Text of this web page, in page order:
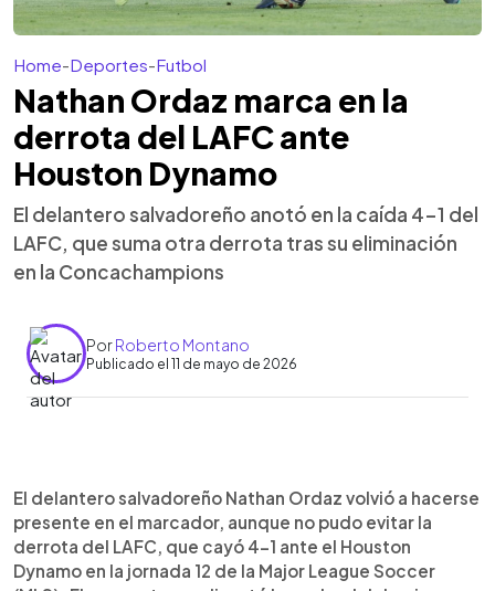
Home-Deportes-Futbol
Nathan Ordaz marca en la
derrota del LAFC ante
Houston Dynamo
El delantero salvadoreño anotó en la caída 4-1 del
LAFC, que suma otra derrota tras su eliminación
en la Concachampions
PorRoberto Montano
Publicado el 11 de mayo de 2026
► Escuchar artículo
Nathan Ordaz anotó el único gol del LAFC en la
derrota 4-1 ante Houston Dynamo en la jornada 12
de la MLS. El salvadoreño, titular por tercer
partido consecutivo, marcó el empate antes del
El delantero salvadoreño Nathan Ordaz volvió a hacerse
presente en el marcador, aunque no pudo evitar la
derrota del LAFC, que cayó 4-1 ante el Houston
Dynamo en la jornada 12 de la Major League Soccer